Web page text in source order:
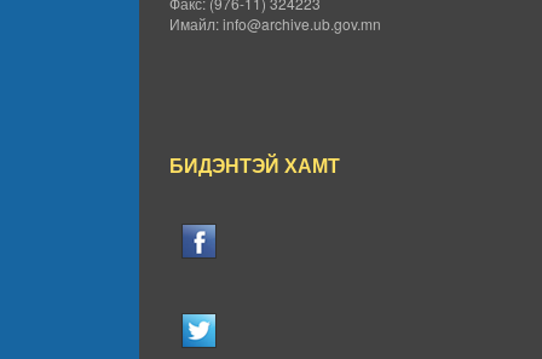
Имайл: info@archive.ub.gov.mn
БИДЭНТЭЙ ХАМТ